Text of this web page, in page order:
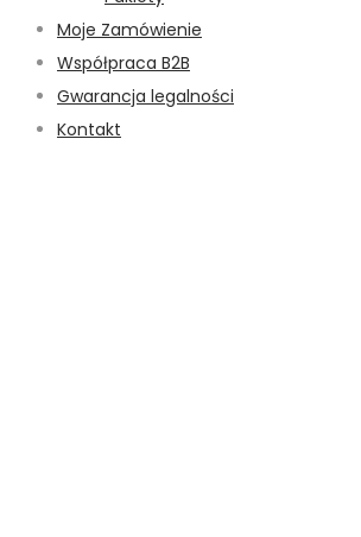
Moje Zamówienie
Współpraca B2B
Gwarancja legalności
Kontakt